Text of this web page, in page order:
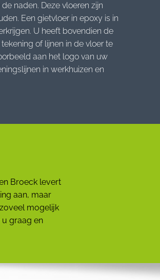
naden. Deze vloeren zijn
Een gietvloer in epoxy is in
U heeft bovendien de
of lijnen in de vloer te
aan het logo van uw
in werkhuizen en
Broeck levert
aan, maar
mogelijk
u graag en